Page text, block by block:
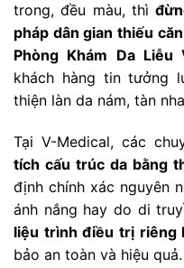
trong, đều màu, thì
pháp dân gian thiếu
Phòng Khám Da Liễu
khách hàng tin tưởng
thiện làn da nám, tàn
Tại V-Medical, các
tích cấu trúc da bằng
định chính xác nguyên
ánh nắng hay do di
liệu trình điều trị riêng
bảo an toàn và hiệu quả.